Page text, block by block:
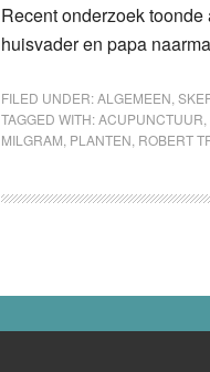
Recent onderzoek
huisvader en papa
FILED UNDER:ALGEMEEN
TAGGED WITH:ACUPUNCTUUR
MILGRAM PLANTEN ROBERT